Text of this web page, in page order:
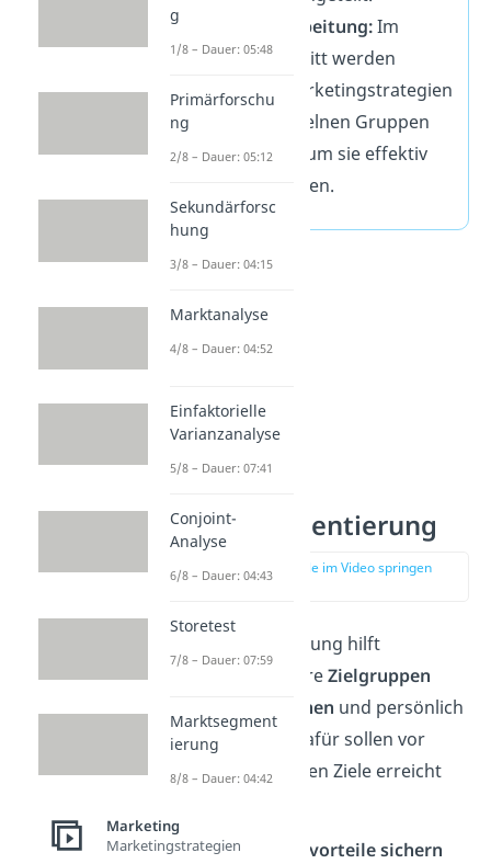
Marktbearbeitung:Im
letzten Schritt werden
gezielte Marketingstrategien
für die einzelnen Gruppen
entwickelt, um sie effektiv
anzusprechen.
Marktsegmentierung
zur Stelle im Video springen
(00:35)
Marktsegmentierung hilft
Unternehmen, ihreZielgruppen
zu verstehen und persönlich
anzusprechen. Dafür sollen vor
allem die folgenden Ziele erreicht
Wettbewerbsvorteile sichern
g
1/8 – Dauer: 05:48
Primärforschu
ng
2/8 – Dauer: 05:12
Sekundärforsc
hung
3/8 – Dauer: 04:15
Marktanalyse
4/8 – Dauer: 04:52
Einfaktorielle
Varianzanalyse
5/8 – Dauer: 07:41
Conjoint-
Analyse
6/8 – Dauer: 04:43
Storetest
7/8 – Dauer: 07:59
Marktsegment
ierung
8/8 – Dauer: 04:42
Marketing
Marketingstrategien